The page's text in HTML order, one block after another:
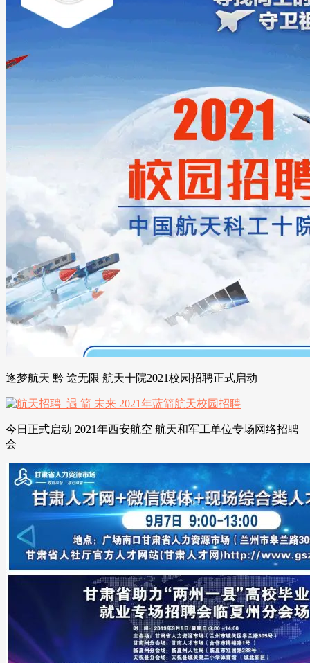
逐梦航天 黔 途无限 航天十院2021校园招聘正式启动
今日正式启动 2021年西安航空 航天和军工单位专场网络招聘
会